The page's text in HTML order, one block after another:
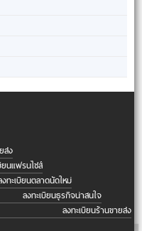
ส่ง
ยนแฟรนไชส์
งทะเบียนตลาดนัดใหม่
ลงทะเบียนธุรกิจน่าสนใจ
ลงทะเบียนร้านขายส่ง